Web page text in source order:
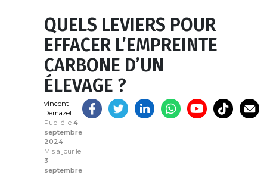
QUELS LEVIERS POUR
EFFACER L’EMPREINTE
CARBONE D’UN
ÉLEVAGE ?
vincent
Demazel
Publié le 4
septembre
2024
Mis à jour le
3
septembre